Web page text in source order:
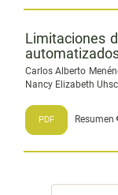
Limitaciones
Carlos Alberto
Nancy Elizabeth
PDF Resumen